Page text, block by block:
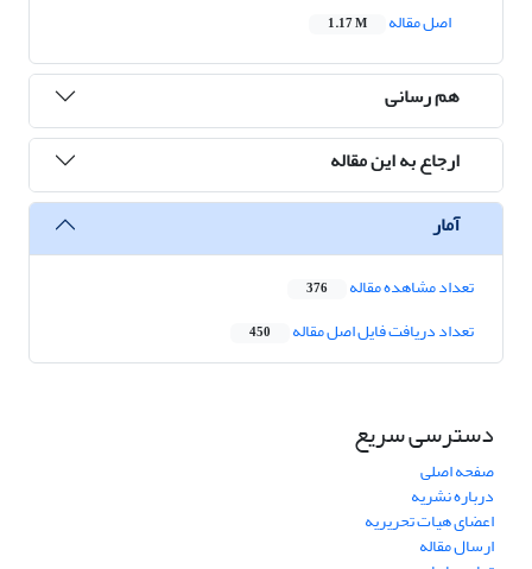
اصل مقاله
1.17 M
هم رسانی
ارجاع به این مقاله
آمار
تعداد مشاهده مقاله 376
تعداد دریافت فایل اصل مقاله 450
دسترسی سریع
صفحه اصلی
درباره نشریه
اعضای هیات تحریریه
ارسال مقاله